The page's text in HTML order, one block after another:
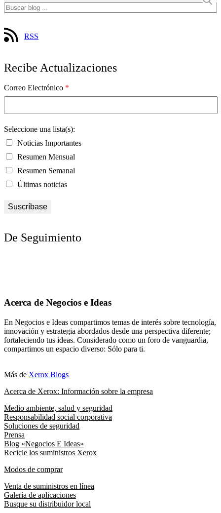
RSS
Recibe Actualizaciones
Correo Electrónico *
Seleccione una lista(s):
Noticias Importantes
Resumen Mensual
Resumen Semanal
Últimas noticias
De Seguimiento
Acerca de Negocios e Ideas
En Negocios e Ideas compartimos temas de interés sobre tecnología,
innovación y estrategia abordados desde una perspectiva diferente;
fortaleciendo tus ideas. Considerado como un foro de vanguardia,
compartimos un espacio diverso: Sólo para ti.
Más de Xerox Blogs
Acerca de Xerox: Información sobre la empresa
Medio ambiente, salud y seguridad
Responsabilidad social corporativa
Soluciones de seguridad
Prensa
Blog «Negocios E Ideas»
Recicle los suministros Xerox
Modos de comprar
Venta de suministros en línea
Galería de aplicaciones
Busque su distribuidor local